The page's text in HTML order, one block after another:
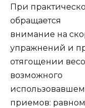
При
обращается
внимание на
упражнений и
отягощении
возможного
приемов: